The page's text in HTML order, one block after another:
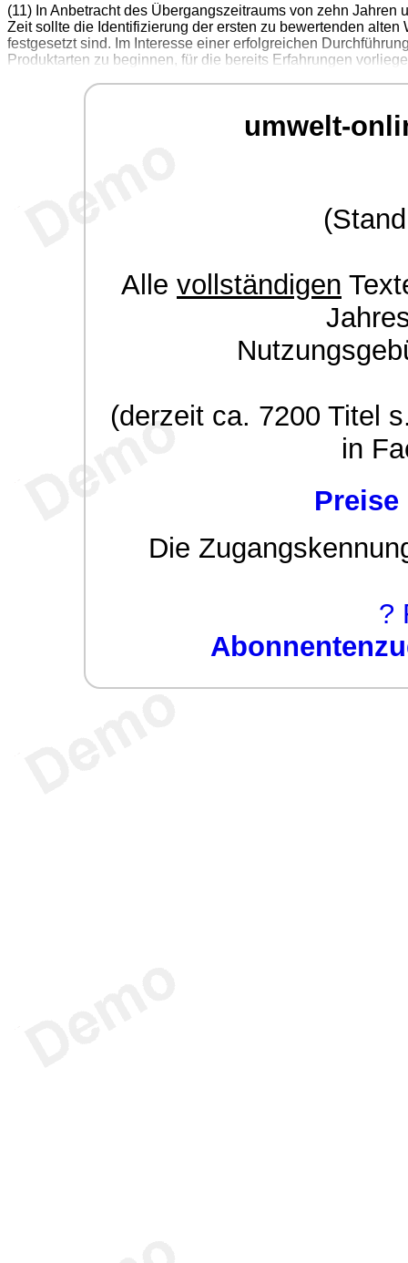
(11) In Anbetracht des Übergangszeitraums von zehn
Zeit sollte die Identifizierung der ersten zu bewertenden
festgesetzt sind. Im Interesse einer erfolgreichen
Produktarten zu beginnen, für die bereits Erfahrungen
umwelt-
Alle vollständigen
(derzeit ca. 7200 Titel
in
Die
?